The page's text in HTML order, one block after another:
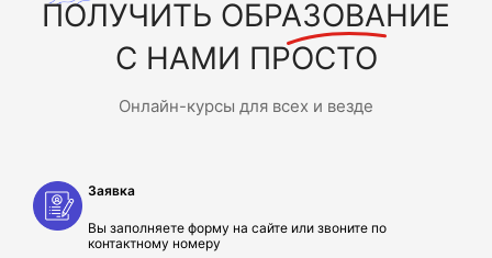
ПОЛУЧИТЬ ОБРАЗОВАНИЕ
С НАМИ ПРОСТО
Онлайн-курсы для всех и везде
Заявка
Вы заполняете форму на сайте или звоните по
контактному номеру